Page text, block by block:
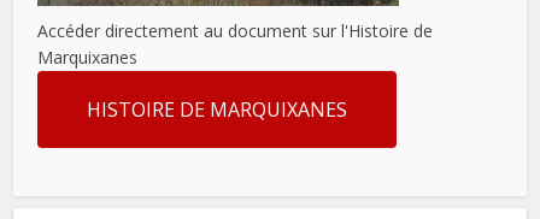
Accéder directement au document sur l'Histoire de
Marquixanes
HISTOIRE DE MARQUIXANES